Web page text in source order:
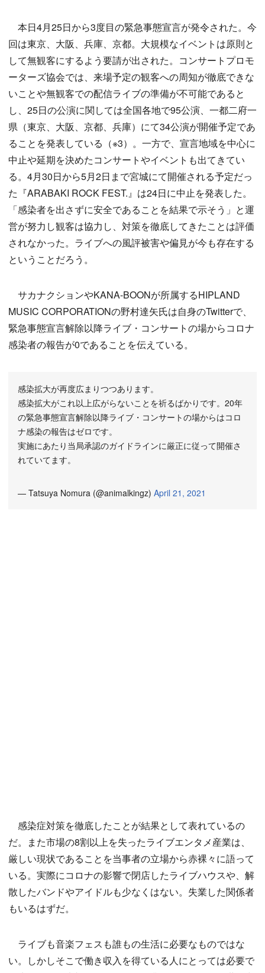
本日4月25日から3度目の緊急事態宣言が発令された。今
回は東京、大阪、兵庫、京都。大規模なイベントは原則と
して無観客にするよう要請が出された。コンサートプロモ
ーターズ協会では、来場予定の観客への周知が徹底できな
いことや無観客での配信ライブの準備が不可能であると
し、25日の公演に関しては全国各地で95公演、一都二府一
県（東京、大阪、京都、兵庫）にて34公演が開催予定であ
ることを発表している（※3）。一方で、宣言地域を中心に
中止や延期を決めたコンサートやイベントも出てきてい
る。4月30日から5月2日まで宮城にて開催される予定だっ
た『ARABAKI ROCK FEST.』は24日に中止を発表した。
「感染者を出さずに安全であることを結果で示そう」と運
営が努力し観客は協力し、対策を徹底してきたことは評価
されなかった。ライブへの風評被害や偏見が今も存在する
ということだろう。
サカナクションやKANA-BOONが所属するHIPLAND
MUSIC CORPORATIONの野村達矢氏は自身のTwitterで、
緊急事態宣言解除以降ライブ・コンサートの場からコロナ
感染者の報告が0であることを伝えている。
感染拡大が再度広まりつつあります。
感染拡大がこれ以上広がらないことを祈るばかりです。20年
の緊急事態宣言解除以降ライブ・コンサートの場からはコロ
ナ感染の報告はゼロです。
実施にあたり当局承認のガイドラインに厳正に従って開催さ
れていてます。
— Tatsuya Nomura (@animalkingz) April 21, 2021
感染症対策を徹底したことが結果として表れているの
だ。また市場の8割以上を失ったライブエンタメ産業は、
厳しい現状であることを当事者の立場から赤裸々に語って
いる。実際にコロナの影響で閉店したライブハウスや、解
散したバンドやアイドルも少なくはない。失業した関係者
もいるはずだ。
ライブも音楽フェスも誰もの生活に必要なものではな
い。しかしそこで働き収入を得ている人にとっては必要で